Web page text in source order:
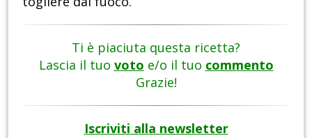
Ti è piaciuta questa ricetta?
Lascia il tuo voto e/o il tuo commento
Grazie!
Iscriviti alla newsletter